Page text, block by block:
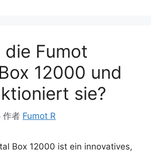
die Fumot
12000 und
sie?
作者 Fumot R
Box 12000 ist ein innovatives,